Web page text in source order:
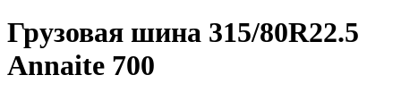
Грузовая шина 315/80R22.5
Annaite 700